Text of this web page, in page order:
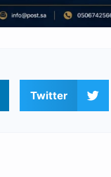
Twitter